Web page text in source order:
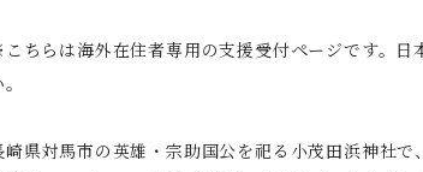
ちらは海外在住者専用の支援受付ページです。日
崎県対馬市の英雄・宗助国公を祀る小茂田浜神社で